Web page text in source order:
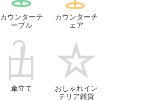
カウンターテ
ーブル
カウンターチ
ェア
傘立て
おしゃれイン
テリア雑貨